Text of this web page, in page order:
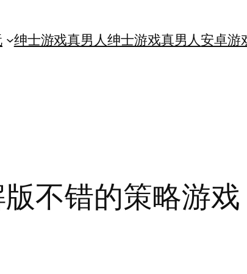
绅士游戏真男人绅士游戏真男人安卓游
不错的策略游戏